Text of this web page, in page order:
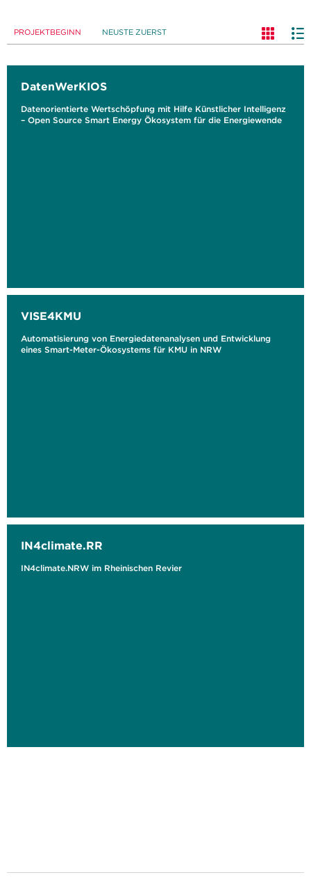
PROJEKTBEGINN NEUSTE ZUERST
DatenWerKIOS
Datenorientierte Wertschöpfung mit Hilfe Künstlicher Intelligenz
– Open Source Smart Energy Ökosystem für die Energiewende
VISE4KMU
Automatisierung von Energiedatenanalysen und Entwicklung
eines Smart-Meter-Ökosystems für KMU in NRW
IN4climate.RR
IN4climate.NRW im Rheinischen Revier